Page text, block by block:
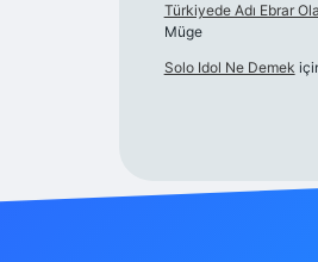
Türkiyede Adı Ebrar
Müge
Solo Idol Ne Demek